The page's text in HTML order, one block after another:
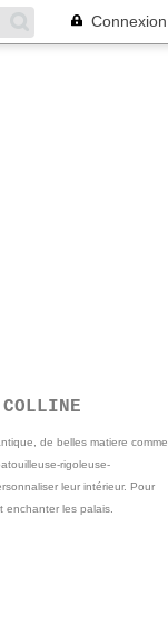
Connexion
de belles matiere comme
rigoleuse-
leur intérieur. Pour
enchanter les palais.